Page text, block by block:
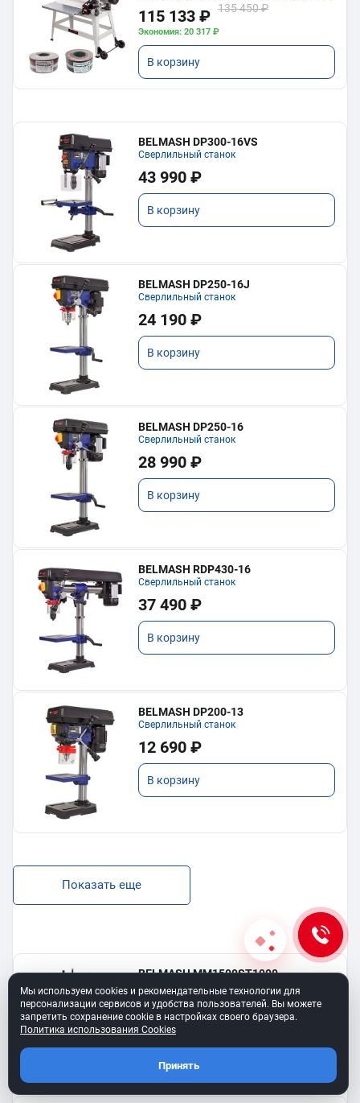
115 133 ₽ 135 450 ₽
Экономия: 20 317 ₽
В корзину
BELMASH DP300-16VS
Сверлильный станок
43 990 ₽
В корзину
BELMASH DP250-16J
Сверлильный станок
24 190 ₽
В корзину
BELMASH DP250-16
Сверлильный станок
28 990 ₽
В корзину
BELMASH RDP430-16
Сверлильный станок
37 490 ₽
В корзину
BELMASH DP200-13
Сверлильный станок
12 690 ₽
В корзину
Показать еще
BELMASH MM1500ST1000
Фрезерный станок с подвижным столом
142 990 ₽
Мы используем cookies и рекомендательные технологии для
персонализации сервисов и удобства пользователей. Вы можете
запретить сохранение cookie в настройках своего браузера.
Политика использования Cookies
Принять